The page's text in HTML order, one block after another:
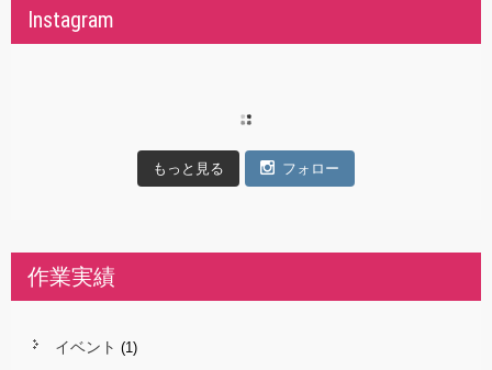
Instagram
もっと見る フォロー
作業実績
イベント (1)